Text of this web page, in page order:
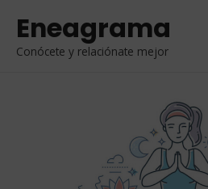
Eneagrama
Conócete y relaciónate mejor